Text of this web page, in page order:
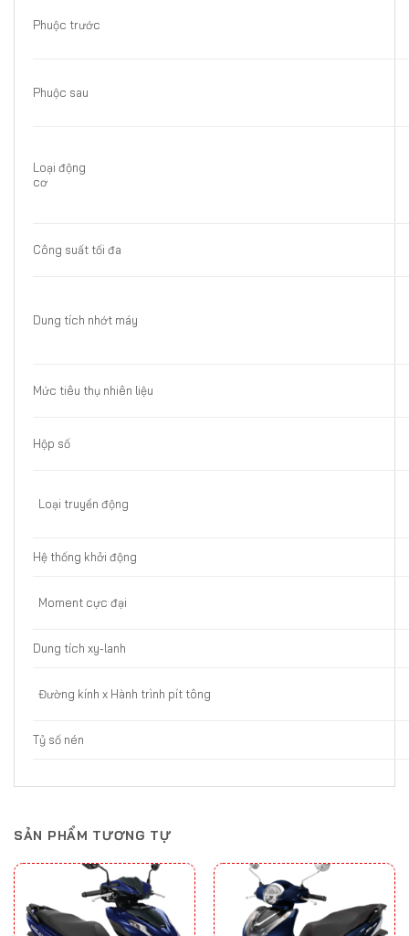
Phuộc trước
Phuộc sau
Loại động
Công suất tối đa
Dung tích nhớt máy
Mức tiêu thụ nhiên liệu
Hộp số
Loại truyền động
Hệ thống khởi động
Moment cực đại
Dung tích xy-lanh
Đường kính x Hành trình pít tông
Tỷ số nén
SẢN PHẨM TƯƠNG TỰ